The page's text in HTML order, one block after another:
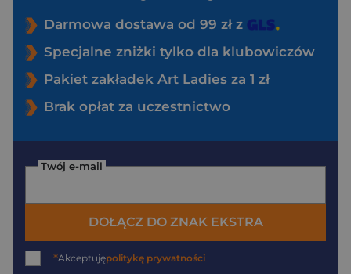
Darmowa dostawa od 99 zł z
Specjalne zniżki tylko dla klubowiczów
Pakiet zakładek Art Ladies za 1 zł
Brak opłat za uczestnictwo
Twój e-mail
DOŁĄCZ DO ZNAK EKSTRA
*Akceptujępolitykę prywatności